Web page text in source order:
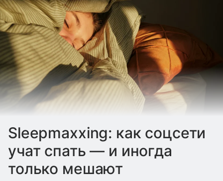
Sleepmaxxing: как соцсети
учат спать — и иногда
только мешают